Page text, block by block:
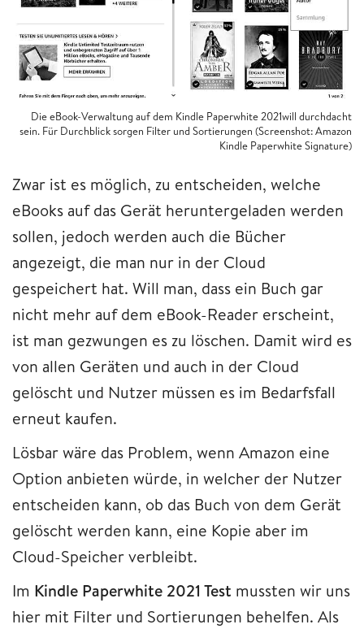
Die eBook-Verwaltung auf dem Kindle Paperwhite 2021will durchdacht
sein. Für Durchblick sorgen Filter und Sortierungen (Screenshot: Amazon
Kindle Paperwhite Signature)
Zwar ist es möglich, zu entscheiden, welche
eBooks auf das Gerät heruntergeladen werden
sollen, jedoch werden auch die Bücher
angezeigt, die man nur in der Cloud
gespeichert hat. Will man, dass ein Buch gar
nicht mehr auf dem eBook-Reader erscheint,
ist man gezwungen es zu löschen. Damit wird es
von allen Geräten und auch in der Cloud
gelöscht und Nutzer müssen es im Bedarfsfall
erneut kaufen.
Lösbar wäre das Problem, wenn Amazon eine
Option anbieten würde, in welcher der Nutzer
entscheiden kann, ob das Buch von dem Gerät
gelöscht werden kann, eine Kopie aber im
Cloud-Speicher verbleibt.
Im Kindle Paperwhite 2021 Test mussten wir uns
hier mit Filter und Sortierungen behelfen. Als